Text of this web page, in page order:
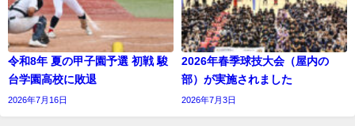
令和8年 夏の甲子園予選 初戦 駿
台学園高校に敗退
2026年7月16日
2026年春季球技大会（屋内の
部）が実施されました
2026年7月3日